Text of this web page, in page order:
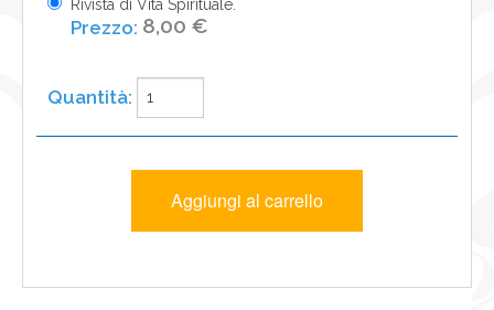
Rivista di Vita Spirituale.
8,00 €